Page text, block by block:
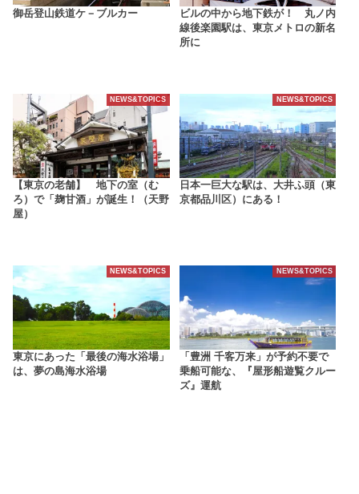
御岳登山鉄道ケ－ブルカー
ビルの中から地下鉄が！ 丸ノ内
線後楽園駅は、東京メトロの新名
所に
NEWS&TOPICS
【東京の老舗】 地下の室（む
ろ）で「麹甘酒」が誕生！（天野
屋）
NEWS&TOPICS
日本一巨大な駅は、大井ふ頭（東
京都品川区）にある！
NEWS&TOPICS
東京にあった「最後の海水浴場」
は、夢の島海水浴場
NEWS&TOPICS
「豊洲 千客万来」が予約不要で
乗船可能な、『屋形船遊覧クルー
ズ』運航